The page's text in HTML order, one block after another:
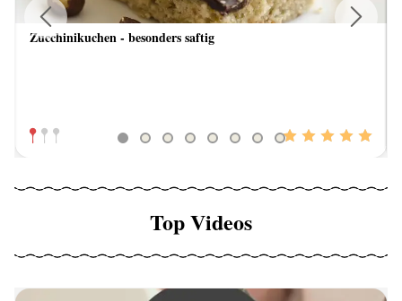
Zucchinikuchen - besonders saftig
Previous
Top Videos